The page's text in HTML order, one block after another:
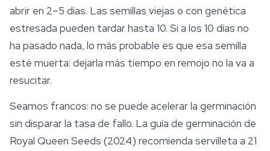
abrir en 2–5 días. Las semillas viejas o con genética
estresada pueden tardar hasta 10. Si a los 10 días no
ha pasado nada, lo más probable es que esa semilla
esté muerta: dejarla más tiempo en remojo no la va a
resucitar.
Seamos francos: no se puede acelerar la germinación
sin disparar la tasa de fallo. La guía de germinación de
Royal Queen Seeds (2024) recomienda servilleta a 21